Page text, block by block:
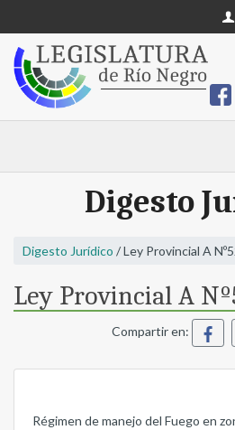
Digesto
Digesto Jurídico / Ley Provincial A
Ley Provincial A
Compartir en:
Régimen de manejo del Fuego en